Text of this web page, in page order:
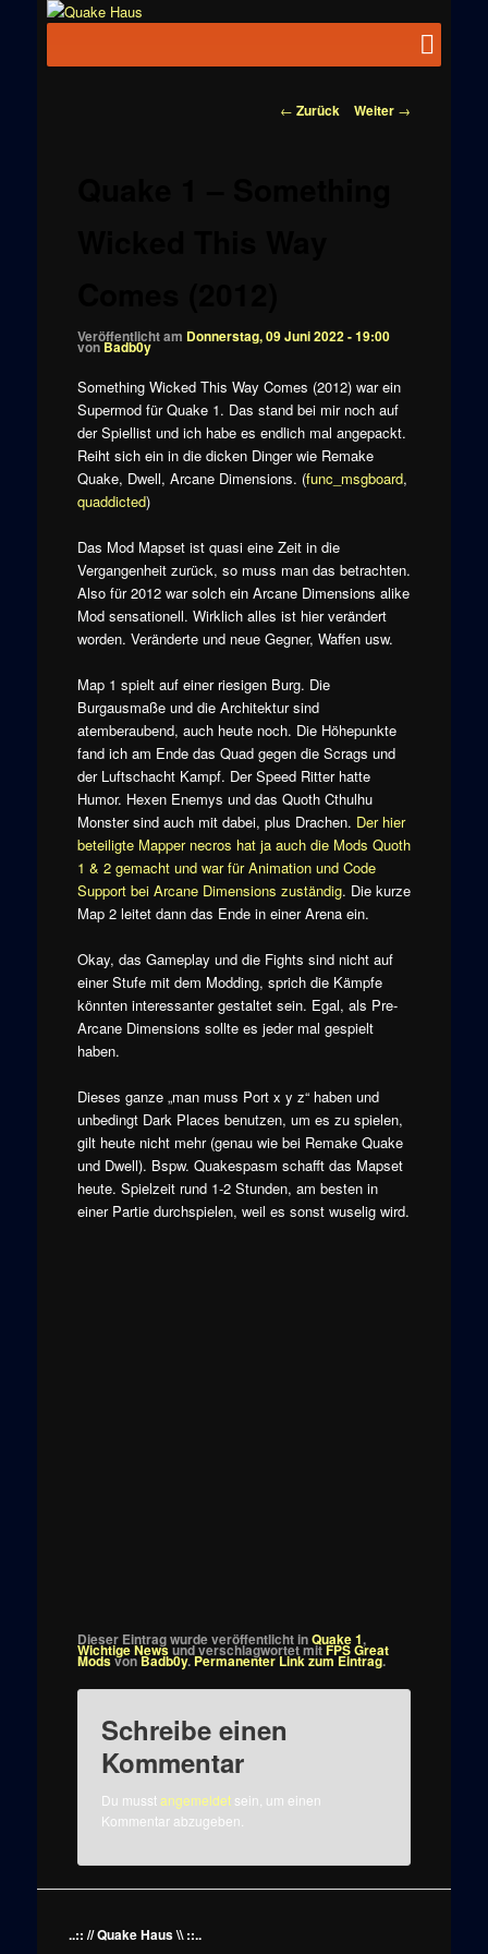
News zu
Beitragsnavigation
← Zurück Weiter →
Veröffentlicht am Donnerstag, 09 Juni 2022 - 19:00
vonBadb0y
Something Wicked This Way Comes (2012) war ein
Supermod für Quake 1. Das stand bei mir noch auf
der Spiellist und ich habe es endlich mal angepackt.
Reiht sich ein in die dicken Dinger wie Remake
Quake, Dwell, Arcane Dimensions. (func_msgboard,
quaddicted)
Das Mod Mapset ist quasi eine Zeit in die
Vergangenheit zurück, so muss man das betrachten.
Also für 2012 war solch ein Arcane Dimensions alike
Mod sensationell. Wirklich alles ist hier verändert
worden. Veränderte und neue Gegner, Waffen usw.
Map 1 spielt auf einer riesigen Burg. Die
Burgausmaße und die Architektur sind
atemberaubend, auch heute noch. Die Höhepunkte
fand ich am Ende das Quad gegen die Scrags und
der Luftschacht Kampf. Der Speed Ritter hatte
Humor. Hexen Enemys und das Quoth Cthulhu
Monster sind auch mit dabei, plus Drachen. Der hier
beteiligte Mapper necros hat ja auch die Mods Quoth
1 & 2 gemacht und war für Animation und Code
Support bei Arcane Dimensions zuständig. Die kurze
Map 2 leitet dann das Ende in einer Arena ein.
Okay, das Gameplay und die Fights sind nicht auf
einer Stufe mit dem Modding, sprich die Kämpfe
könnten interessanter gestaltet sein. Egal, als Pre-
Arcane Dimensions sollte es jeder mal gespielt
haben.
Dieses ganze „man muss Port x y z“ haben und
unbedingt Dark Places benutzen, um es zu spielen,
gilt heute nicht mehr (genau wie bei Remake Quake
und Dwell). Bspw. Quakespasm schafft das Mapset
heute. Spielzeit rund 1-2 Stunden, am besten in
einer Partie durchspielen, weil es sonst wuselig wird.
Dieser Eintrag wurde veröffentlicht inQuake 1,
Wichtige Newsund verschlagwortet mitFPS Great
ModsvonBadb0y.Permanenter Link zum Eintrag.
Schreibe einen
Kommentar
Du musstangemeldetsein, um einen
Kommentar abzugeben.
..:: // Quake Haus \\ ::..